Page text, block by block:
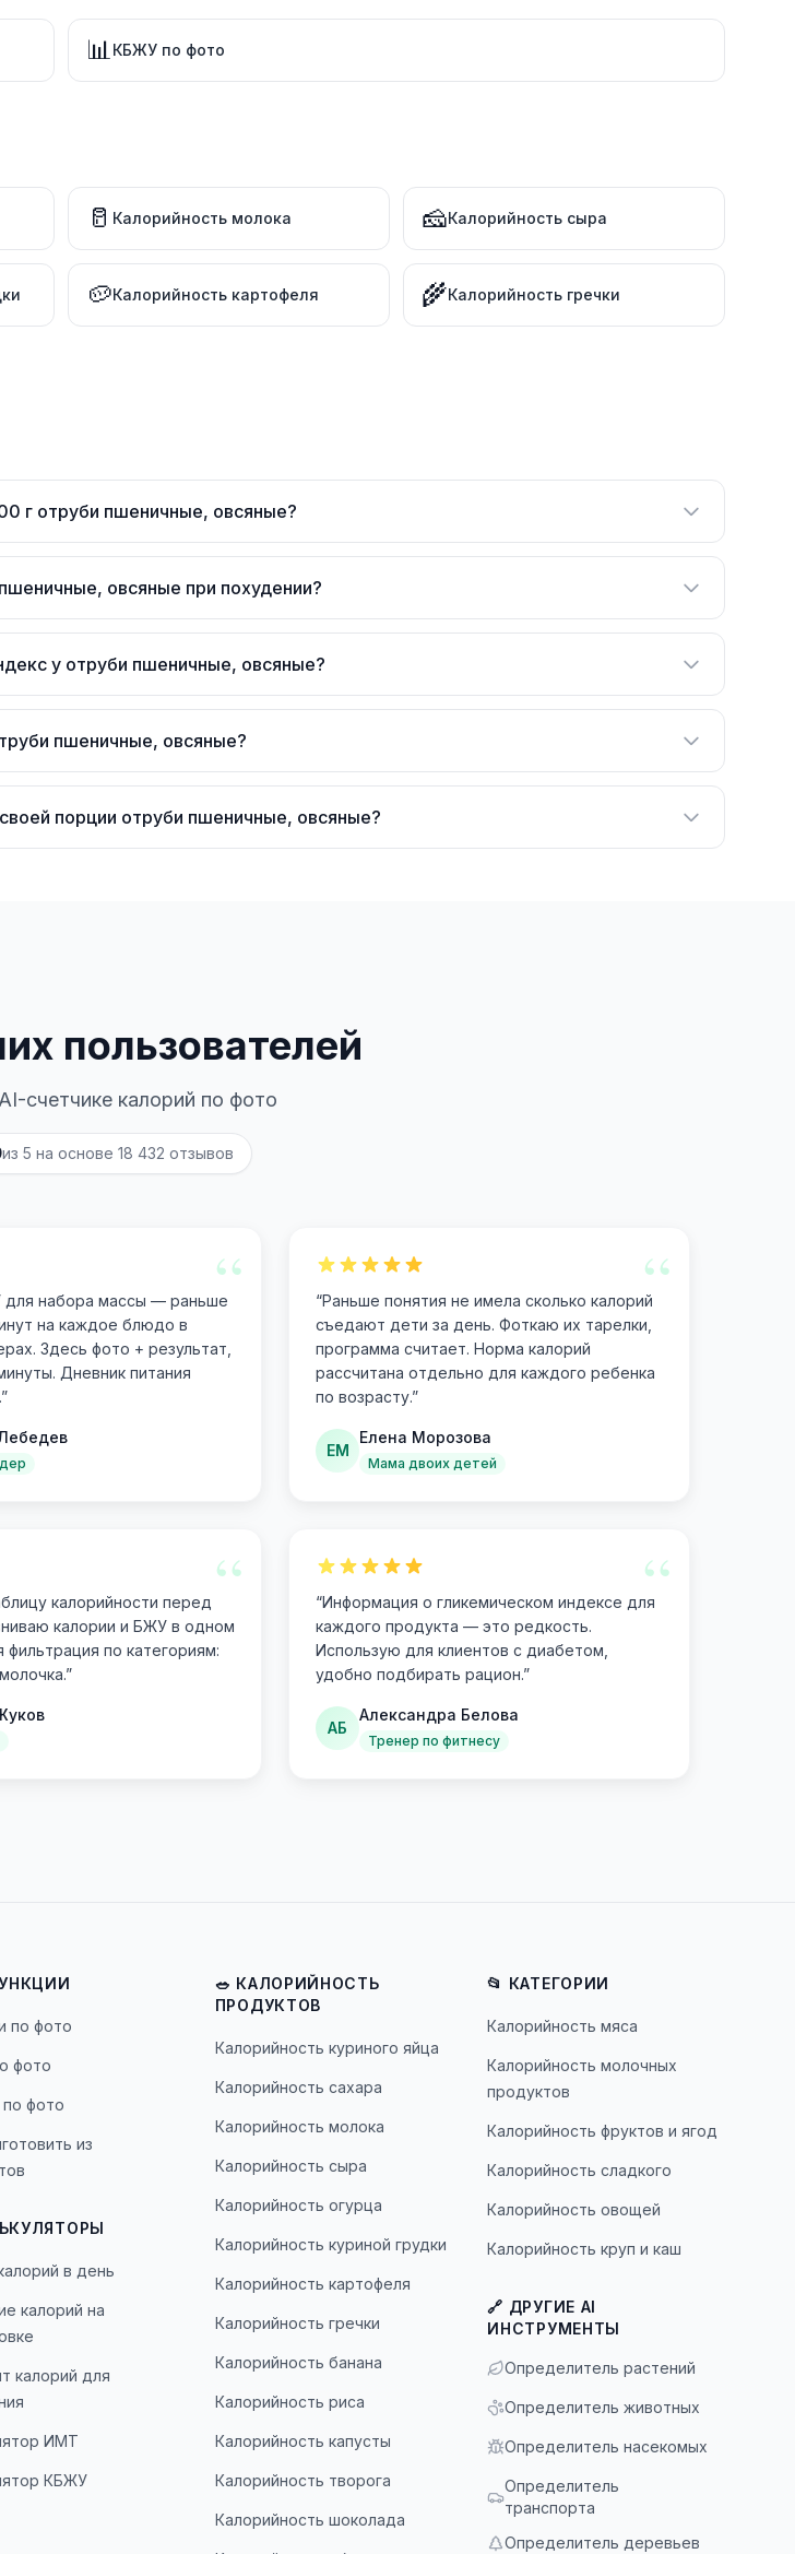
📊КБЖУ по фото
🥛 Калорийность молока 🧀Калорийность сыра
🥔Калорийность картофеля 🌾Калорийность гречки
г отруби пшеничные, овсяные?
овсяные при похудении?
у отруби пшеничные, овсяные?
пшеничные, овсяные?
порции отруби пшеничные, овсяные?
пользователей
счетчике калорий по фото
из 5 на основе 18 432 отзывов
“
набора массы — раньше
на каждое блюдо в
Здесь фото + результат,
Дневник питания
”
“
“Раньше понятия не имела сколько калорий
съедают дети за день. Фоткаю их тарелки,
программа считает. Норма калорий
рассчитана отдельно для каждого ребенка
по возрасту.”
ЕМ
Елена Морозова
Мама двоих детей
“
калорийности перед
калории и БЖУ в одном
фильтрация по категориям:
”
“
“Информация о гликемическом индексе для
каждого продукта — это редкость.
Использую для клиентов с диабетом,
удобно подбирать рацион.”
АБ
Александра Белова
Тренер по фитнесу
по фото
фото
фото
из
в день
калорий на
калорий для
ИМТ
КБЖУ
🥗 КАЛОРИЙНОСТЬ
ПРОДУКТОВ
Калорийность куриного яйца
Калорийность сахара
Калорийность молока
Калорийность сыра
Калорийность огурца
Калорийность куриной грудки
Калорийность картофеля
Калорийность гречки
Калорийность банана
Калорийность риса
Калорийность капусты
Калорийность творога
Калорийность шоколада
📂 КАТЕГОРИИ
Калорийность мяса
Калорийность молочных
продуктов
Калорийность фруктов и ягод
Калорийность сладкого
Калорийность овощей
Калорийность круп и каш
🔗 ДРУГИЕ AI
ИНСТРУМЕНТЫ
Определитель растений
Определитель животных
Определитель насекомых
Определитель
транспорта
Определитель деревьев